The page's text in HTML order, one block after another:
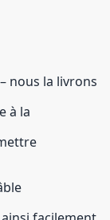
nous la livrons
à la